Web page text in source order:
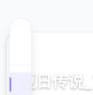
夏日传